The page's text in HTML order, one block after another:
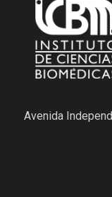
Avenida